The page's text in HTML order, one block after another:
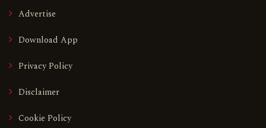
Advertise
Download App
Privacy Policy
Disclaimer
Cookie Policy